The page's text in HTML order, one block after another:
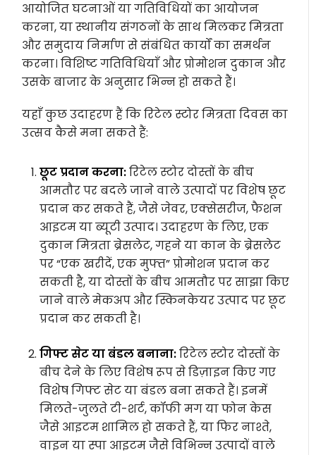
आयोजित घटनाओं या गतिविधियों का आयोजन
करना, या स्थानीय संगठनों के साथ मिलकर मित्रता
और समुदाय निर्माण से संबंधित कार्यों का समर्थन
करना। विशिष्ट गतिविधियाँ और प्रोमोशन दुकान और
उसके बाजार के अनुसार भिन्न हो सकते हैं।
यहाँ कुछ उदाहरण हैं कि रिटेल स्टोर मित्रता दिवस का
उत्सव कैसे मना सकते हैं:
छूट प्रदान करना:रिटेल स्टोर दोस्तों के बीच
आमतौर पर बदले जाने वाले उत्पादों पर विशेष छूट
प्रदान कर सकते हैं, जैसे जेवर, एक्सेसरीज, फैशन
आइटम या ब्यूटी उत्पाद। उदाहरण के लिए, एक
दुकान मित्रता ब्रेसलेट, गहने या कान के ब्रेसलेट
पर “एक खरीदें, एक मुफ्त” प्रोमोशन प्रदान कर
सकती है, या दोस्तों के बीच आमतौर पर साझा किए
जाने वाले मेकअप और स्किनकेयर उत्पाद पर छूट
प्रदान कर सकती है।
गिफ्ट सेट या बंडल बनाना:रिटेल स्टोर दोस्तों के
बीच देने के लिए विशेष रूप से डिज़ाइन किए गए
विशेष गिफ्ट सेट या बंडल बना सकते हैं। इनमें
मिलते-जुलते टी-शर्ट, कॉफी मग या फोन केस
जैसे आइटम शामिल हो सकते हैं, या फिर नाश्ते,
वाइन या स्पा आइटम जैसे विभिन्न उत्पादों वाले